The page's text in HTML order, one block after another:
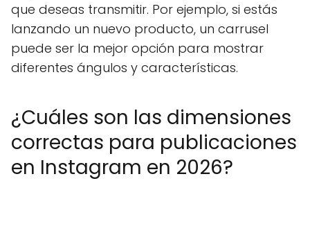
que deseas transmitir. Por ejemplo, si estás
lanzando un nuevo producto, un carrusel
puede ser la mejor opción para mostrar
diferentes ángulos y características.
¿Cuáles son las dimensiones
correctas para publicaciones
en Instagram en 2026?